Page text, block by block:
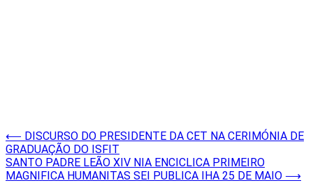
Post
navigation
⟵ DISCURSO DO PRESIDENTE DA CET NA CERIMÓNIA DE
GRADUAÇÃO DO ISFIT
SANTO PADRE LEÃO XIV NIA ENCICLICA PRIMEIRO
MAGNIFICA HUMANITAS SEI PUBLICA IHA 25 DE MAIO ⟶